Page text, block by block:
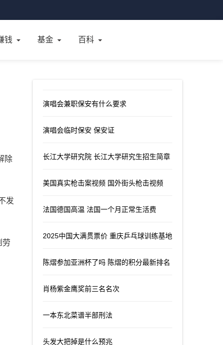
钱 基金 百科
除
发
劳
演唱会兼职保安有什么要求
演唱会临时保安 保安证
长江大学研究院 长江大学研究生招生简章
美国真实枪击案视频 国外街头枪击视频
法国德国高温 法国一个月正常生活费
2025中国大满贯票价 重庆乒乓球训练基地
陈熠参加亚洲杯了吗 陈熠的积分最新排名
肖杨紫金鹰奖前三名名次
一本东北菜谱半部刑法
头发大把掉是什么预兆